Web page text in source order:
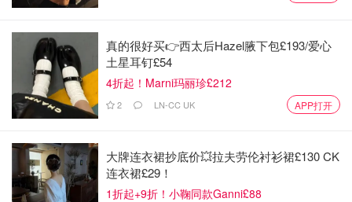
托尼奖和奥利弗奖得主埃斯·德夫林的英国首次博物馆个
展！走进她30年创作的奇幻世界，从动态舞台雕塑到巨型艺
术装置，还有为展览特别打造的全新作品。
真的很好买👉西太后Hazel腋下包£193/爱心
土星耳钉£54
4折起！Marni玛丽珍£212
2 LN-CC UK APP打开
大牌连衣裙抄底价💥拉夫劳伦衬衫裙£130 CK
连衣裙£29！
1折起+9折！小鞠同款Ganni£88